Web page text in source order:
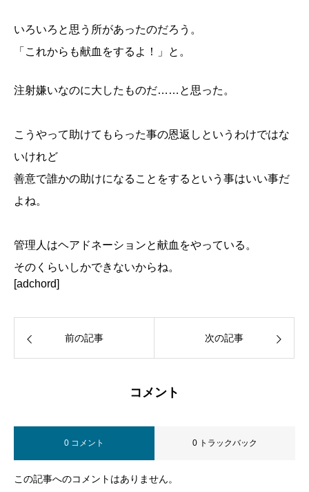
いろいろと思う所があったのだろう。
「これからも献血をするよ！」と。
注射嫌いなのに大したものだ……と思った。
こうやって助けてもらった事の恩返しというわけではな
いけれど
善意で誰かの助けになることをするという事はいい事だ
よね。
管理人はヘアドネーションと献血をやっている。
そのくらいしかできないからね。
[adchord]
前の記事 次の記事
コメント
0 コメント 0 トラックバック
この記事へのコメントはありません。